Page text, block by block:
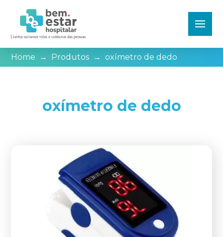
Home → Produtos → oxímetro de dedo
oxímetro de dedo